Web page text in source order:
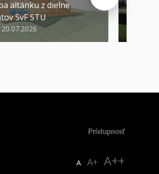
altánku z dielne
SvF STU
Prístupnosť
A A+ A++